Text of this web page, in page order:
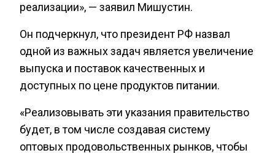
реализации», — заявил Мишустин.
Он подчеркнул, что президент РФ назвал
одной из важных задач является увеличение
выпуска и поставок качественных и
доступных по цене продуктов питании.
«Реализовывать эти указания правительство
будет, в том числе создавая систему
оптовых продовольственных рынков, чтобы